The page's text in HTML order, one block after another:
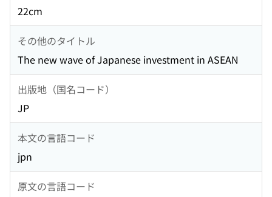
22cm
その他のタイトル
The new wave of Japanese investment in ASEAN
出版地（国名コード）
JP
本文の言語コード
jpn
原文の言語コード